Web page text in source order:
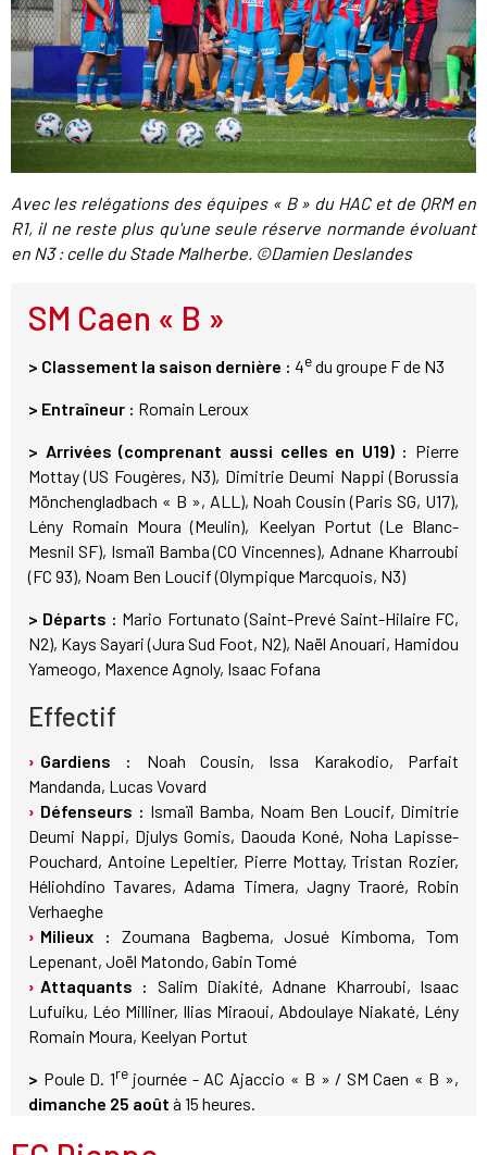
Avec les relégations des équipes « B » du HAC et de QRM en
R1, il ne reste plus qu'une seule réserve normande évoluant
en N3 : celle du Stade Malherbe. ©Damien Deslandes
SM Caen « B »
> Classement la saison dernière : 4edu groupe F de N3
> Entraîneur : Romain Leroux
> Arrivées (comprenant aussi celles en U19) : Pierre
Mottay (US Fougères, N3), Dimitrie Deumi Nappi (Borussia
Mönchengladbach « B », ALL), Noah Cousin (Paris SG, U17),
Lény Romain Moura (Meulin), Keelyan Portut (Le Blanc-
Mesnil SF), Ismaïl Bamba (CO Vincennes), Adnane Kharroubi
(FC 93), Noam Ben Loucif (Olympique Marcquois, N3)
> Départs : Mario Fortunato (Saint-Prevé Saint-Hilaire FC,
N2), Kays Sayari (Jura Sud Foot, N2), Naël Anouari, Hamidou
Yameogo, Maxence Agnoly, Isaac Fofana
Effectif
Gardiens :
Noah Cousin, Issa Karakodio, Parfait
Mandanda, Lucas Vovard
Défenseurs : Ismaïl Bamba, Noam Ben Loucif, Dimitrie
Deumi Nappi, Djulys Gomis, Daouda Koné, Noha Lapisse-
Pouchard, Antoine Lepeltier, Pierre Mottay, Tristan Rozier,
Héliohdino Tavares, Adama Timera, Jagny Traoré, Robin
Verhaeghe
Milieux : Zoumana Bagbema, Josué Kimboma, Tom
Lepenant, Joël Matondo, Gabin Tomé
Attaquants : Salim Diakité, Adnane Kharroubi, Isaac
Lufuiku, Léo Milliner, Ilias Miraoui, Abdoulaye Niakaté, Lény
Romain Moura, Keelyan Portut
> Poule D. 1rejournée - AC Ajaccio « B » / SM Caen « B »,
dimanche 25 août à 15 heures.